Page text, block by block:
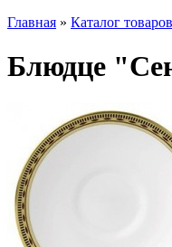
Главная » Каталог товаров
Блюдце